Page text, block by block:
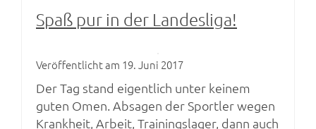
Spaß pur in der Landesliga!
Veröffentlicht am 19. Juni 2017
Der Tag stand eigentlich unter keinem
guten Omen. Absagen der Sportler wegen
Krankheit, Arbeit, Trainingslager, dann auch